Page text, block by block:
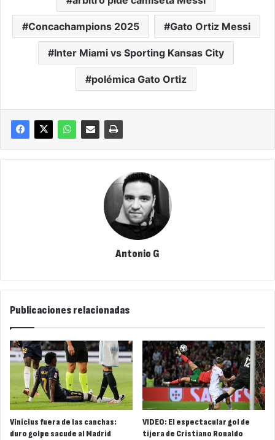
Concachampions 2025 Gato Ortiz Messi
Inter Miami vs Sporting Kansas City
polémica Gato Ortiz
Antonio G
Publicaciones relacionadas
Vinícius fuera de las canchas:
duro golpe sacude al Madrid
VIDEO: El espectacular gol de
tijera de Cristiano Ronaldo